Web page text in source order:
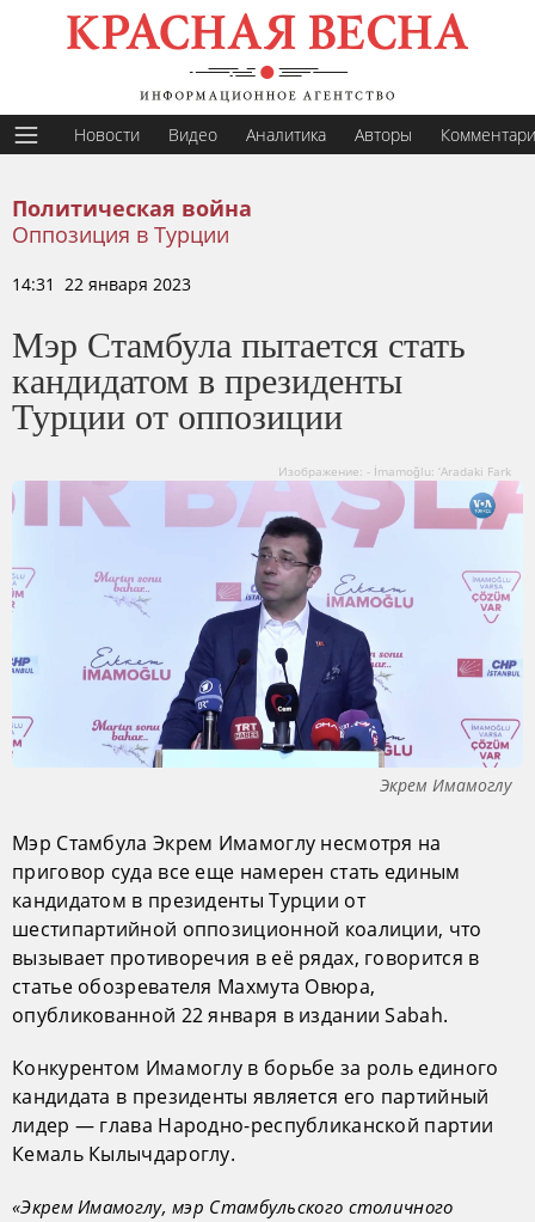
Новости Видео Аналитика Авторы
Политическая война
Оппозиция в Турции
14:31 22 января 2023
Мэр Стамбула пытается стать
кандидатом в президенты
Турции от оппозиции
Изображение: - İmamoğlu: ‘Aradaki Fark
Экрем Имамоглу
Мэр Стамбула Экрем Имамоглу несмотря на
приговор суда все еще намерен стать единым
кандидатом в президенты Турции от
шестипартийной оппозиционной коалиции, что
вызывает противоречия в её рядах, говорится в
статье обозревателя Махмута Овюра,
опубликованной 22 января в издании Sabah.
Конкурентом Имамоглу в борьбе за роль единого
кандидата в президенты является его партийный
лидер — глава Народно-республиканской партии
Кемаль Кылычдароглу.
«Экрем Имамоглу, мэр Стамбульского столичного